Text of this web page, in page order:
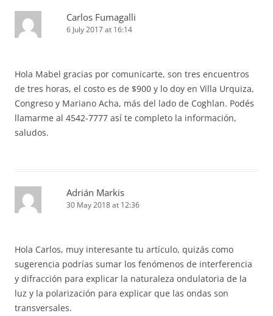
Carlos Fumagalli
6 July 2017 at 16:14
Hola Mabel gracias por comunicarte, son tres encuentros
de tres horas, el costo es de $900 y lo doy en Villa Urquiza,
Congreso y Mariano Acha, más del lado de Coghlan. Podés
llamarme al 4542-7777 así te completo la información,
saludos.
Adrián Markis
30 May 2018 at 12:36
Hola Carlos, muy interesante tu artículo, quizás como
sugerencia podrías sumar los fenómenos de interferencia
y difracción para explicar la naturaleza ondulatoria de la
luz y la polarización para explicar que las ondas son
transversales.